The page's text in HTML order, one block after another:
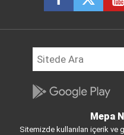
Mepa
Sitemizde kullanılan içerik ve